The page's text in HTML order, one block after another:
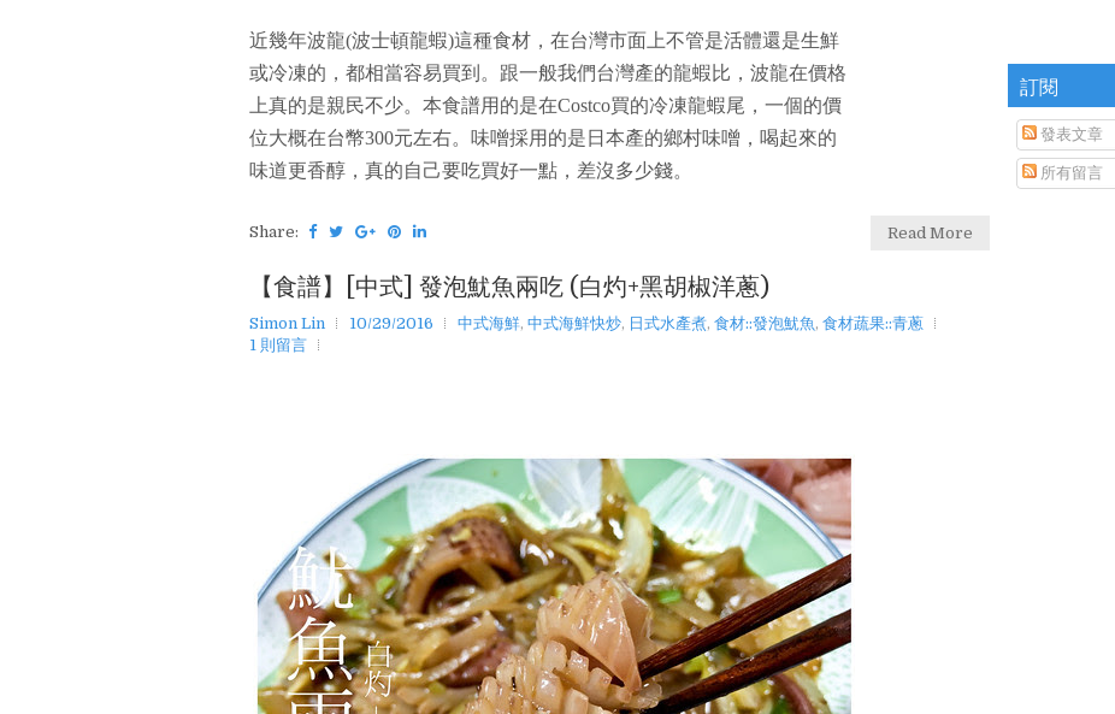
近幾年波龍(波士頓龍蝦)這種食材，在台灣市面上不管是活體還是生鮮
或冷凍的，都相當容易買到。跟一般我們台灣產的龍蝦比，波龍在價格
上真的是親民不少。本食譜用的是在Costco買的冷凍龍蝦尾，一個的價
位大概在台幣300元左右。味噌採用的是日本產的鄉村味噌，喝起來的
味道更香醇，真的自己要吃買好一點，差沒多少錢。
Share: Read More
【食譜】[中式] 發泡魷魚兩吃 (白灼+黑胡椒洋蔥)
Simon Lin 10/29/2016 中式海鮮, 中式海鮮快炒, 日式水產煮, 食材::發泡魷魚, 食材蔬果::青蔥
1 則留言
訂閱
發表文章
所有留言